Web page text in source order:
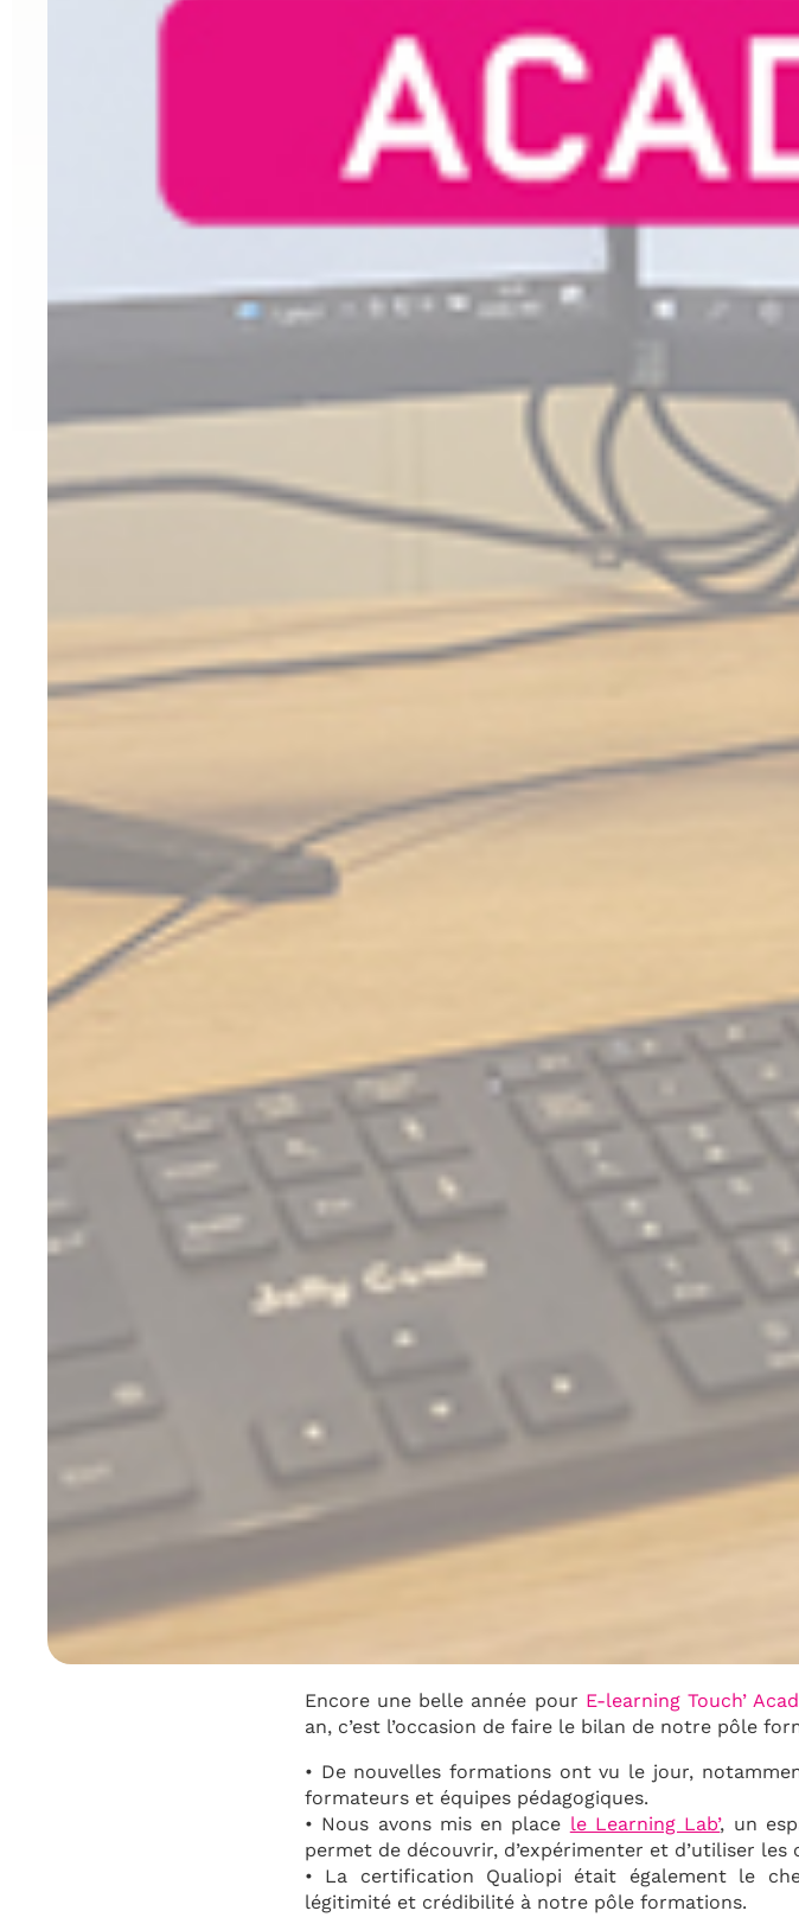
Encore une belle année pour E-learning Touch’
an, c’est l’occasion de faire le bilan de notre pôle
• De nouvelles formations ont vu le jour,
formateurs et équipes pédagogiques.
• Nous avons mis en place le Learning Lab’, un
permet de découvrir, d’expérimenter et d’utiliser
• La certification Qualiopi était également le
légitimité et crédibilité à notre pôle formations.